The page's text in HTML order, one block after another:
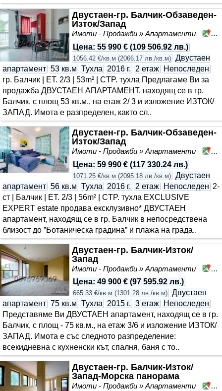
Двустаен-гр. Балчик-Обзаведен-
Изток/Запад
Имоти - Продажби » Апартаменти
Цена: 55 990 € (109 506.92 лв.)
1056.42 €/кв.м (2066.17 лв./кв.м) Двустаен
апартамент 53 кв.м Тухла 2016 г. 2 етаж
Непоследен
гр. Балчик | ET. 2/3 | 53m² | CTP. тухла Предлагаме Ви за
продажба ДВУСТАЕН АПАРТАМЕНТ, находящ се в гр.
Балчик, с площ 53 кв.м., на етаж 2/ 3 и изложение ИЗТОК/
ЗАПАД. Имота е разпределен, както сл..
Двустаен-гр. Балчик-Обзаведен-
Изток/Запад
Имоти - Продажби » Апартаменти
Цена: 59 990 € (117 330.24 лв.)
1071.25 €/кв.м (2095.18 лв./кв.м) Двустаен
апартамент 56 кв.м Тухла 2016 г. 2 етаж Непоследен 2-
ст | Балчик | ET. 2/3 | 56m² | CTP. тухла EXCLUSIVE
EXPERT estate продава ексклузивно* ДВУСТАЕН
апартамент, находящ се в гр. Балчик в непосредствена
близост до ”Ботаническа градина” и плажа на града..
Двустаен-гр. Балчик-Изток/
Запад
Имоти - Продажби » Апартаменти
Цена: 49 900 € (97 595.92 лв.)
665.33 €/кв.м (1301.28 лв./кв.м) Двустаен
апартамент 75 кв.м Тухла 2015 г. 3 етаж
Непоследен
Представяме Ви ДВУСТАЕН апартамент, находящ се в гр.
Балчик, с площ - 75 кв.м., на етаж 3/6 и изложение ИЗТОК/
ЗАПАД. Имота е със следното разпределение:
всекидневна с кухненски кът, спалня, баня с то..
Двустаен-гр. Балчик-Изток/
Запад-Морска панорама
Имоти - Продажби » Апартаменти